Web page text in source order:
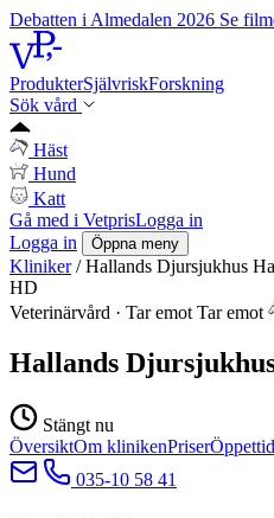
Debatten i Almedalen 2026 Se
ProdukterSjälvriskForskning
Sök vård
Häst
Hund
Katt
Gå med i VetprisLogga in
Logga in
Öppna meny
Kliniker / Hallands Djursjukhus
HD
Veterinärvård · Tar emot Tar emot
Hallands
Stängt nu
ÖversiktOm klinikenPriser
035-10 58 41